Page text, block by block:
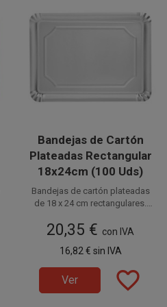
blonda o papel alimentario.
Bandejas de Cartón
Plateadas Rectangular
18x24cm (100 Uds)
Bandejas de cartón plateadas
de 18 x 24 cm rectangulares.
presentación de alimentos.
Estas bandejas de cartón
desechables están fabricadas
en cartón de 500gr/m2.
paquetes de 100 unidades.
20,35 € con IVA
16,82 € sin IVA
Ver favorite_border